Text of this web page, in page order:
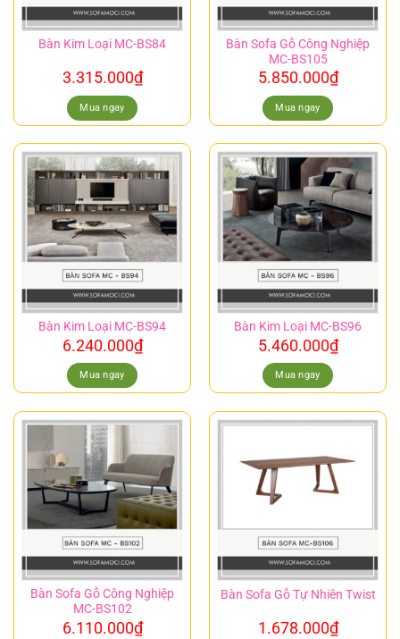
Bàn Kim Loại MC-BS84
3.315.000₫
Mua ngay
Bàn Sofa Gỗ Công Nghiệp
MC-BS105
5.850.000₫
Mua ngay
Bàn Kim Loại MC-BS94
6.240.000₫
Mua ngay
Bàn Kim Loại MC-BS96
5.460.000₫
Mua ngay
Bàn Sofa Gỗ Công Nghiệp
MC-BS102
6.110.000₫
Bàn Sofa Gỗ Tự Nhiên Twist
1.678.000₫